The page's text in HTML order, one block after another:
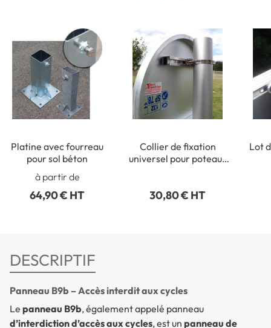
Platine avec fourreau
pour sol béton
à partir de
64,90 € HT
Collier de fixation
universel pour poteaux
30,80 € HT
Lot
DESCRIPTIF
Panneau B9b – Accès interdit aux cycles
Le panneau B9b, également appelé panneau
d’interdiction d’accès aux cycles, est un panneau de